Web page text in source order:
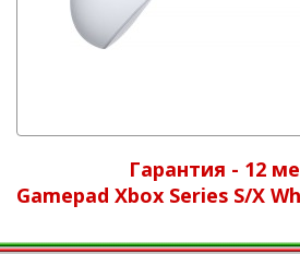
Гарантия - 12
Gamepad Xbox Series S/X